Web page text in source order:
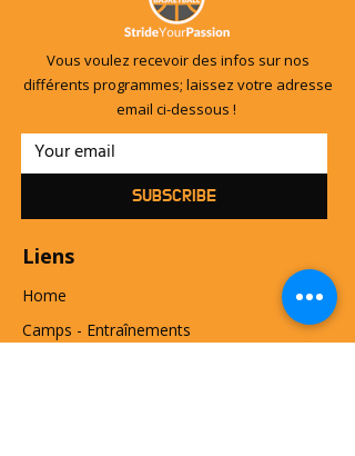
Vous voulez recevoir des infos sur nos
différents programmes; laissez votre adresse
email ci-dessous !
SUBSCRIBE
Liens
Home
Camps - Entraînements